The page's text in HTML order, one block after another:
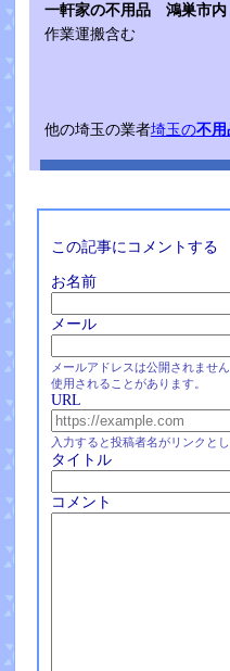
一軒家の不用品 鴻巣市
作業運搬含む
他の埼玉の業者埼玉の不用
この記事にコメントする
お名前
メール
メールアドレスは公開されませ
使用されることがあります。
URL
入力すると投稿者名がリンクと
タイトル
コメント